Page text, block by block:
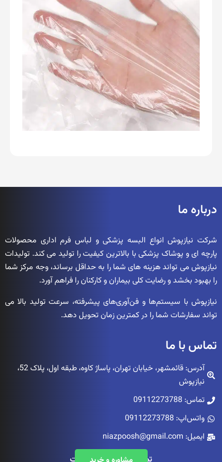
درباره ما
شرکت نیازپوش انواع البسه پزشکی و لباس فرم اداری محصولات
پارچه ای و پوشاک پزشکی با بالاترین کیفیت را تولید می کند. تولیدات
نیازپوش می تواند هزینه های شما را به حداقل برساند، وجه مرکز شما
را بهبود بخشد و رضایت کلی بیماران و کارکنان را فراهم آورد.
نیازپوش با سیستم‌ها و فن‌آوری‌های پیشرفته، سرعت تولید بالا می
تواند سفارشات شما را در کمترین زمان تحویل دهد.
تماس با ما
آدرس: قائمشهر، خیابان تهران، پاساژ کاوه، طبقه اول، پلاک 52،
نیازپوش
تماس: 09112273788
واتس‌اپ: 09112273788
ایمیل: niazpoosh@gmail.com